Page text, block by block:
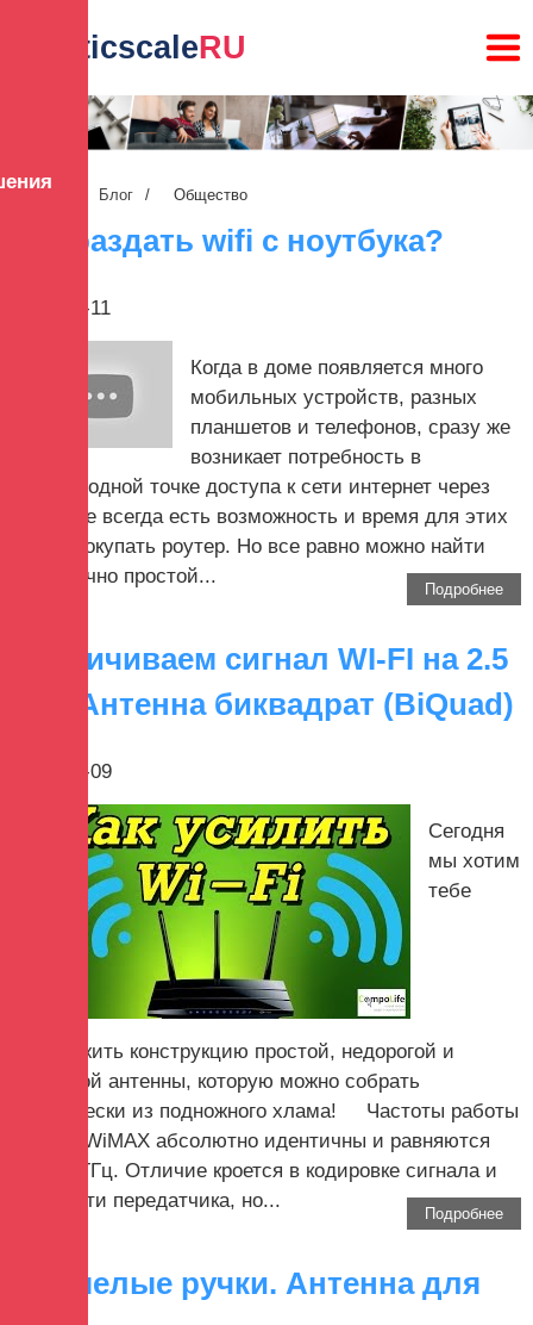
lunaticscaleRU
Главная Блог / Общество
Как раздать wifi с ноутбука?
2022-08-11
Когда в доме появляется много
мобильных устройств, разных
планшетов и телефонов, сразу же
возникает потребность в
беспроводной точке доступа к сети интернет через
Wi-Fi. Не всегда есть возможность и время для этих
целей покупать роутер. Но все равно можно найти
достаточно простой...
Подробнее
Увеличиваем сигнал WI-FI на 2.5
км - Антенна биквадрат (BiQuad)
2022-08-09
Сегодня
мы хотим
тебе
предложить конструкцию простой, недорогой и
надежной антенны, которую можно собрать
практически из подножного хлама! Частоты работы
Wi-Fi и WiMAX абсолютно идентичны и равняются
2.4-2.7 ГГц. Отличие кроется в кодировке сигнала и
мощности передатчика, но...
Подробнее
Очумелые ручки. Антенна для